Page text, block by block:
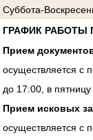
Суббота-
ГРАФИК РАБОТЫ
Прием
осуществляется с
до 17:00, в
Прием исковых
осуществляется с